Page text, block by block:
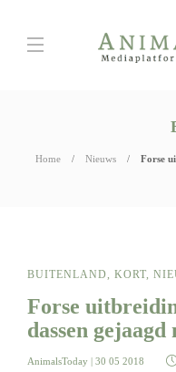
Home Nieuws
Forse
BUITENLAND, KORT,
Forse
dassen
AnimalsToday | 30 05 2018